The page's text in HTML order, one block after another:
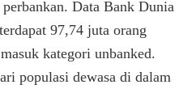
Data Bank Dunia
97,74 juta orang
kategori unbanked.
populasi dewasa di dalam